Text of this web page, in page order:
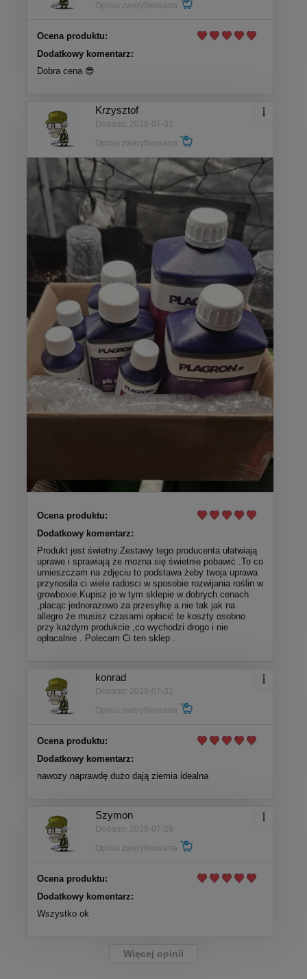
Opinia zweryfikowana
Ocena produktu:
Dodatkowy komentarz:
Dobra cena 😎
Krzysztof
Dodano: 2026-07-31
Opinia zweryfikowana
Ocena produktu:
Dodatkowy komentarz:
Produkt jest świetny.Zestawy tego producenta ułatwiają
uprawe i sprawiają że mozna się świetnie pobawić .To co
umieszczam na zdjęciu to podstawa żeby twoja uprawa
przynosila ci wiele radosci w sposobie rozwijania roślin w
growboxie.Kupisz je w tym sklepie w dobrych cenach
,placąc jednorazowo za przesyłkę a nie tak jak na
allegro że musisz czasami opłacić te koszty osobno
przy każdym produkcie ,co wychodzi drogo i nie
opłacalnie . Polecam Ci ten sklep .
konrad
Dodano: 2026-07-31
Opinia zweryfikowana
Ocena produktu:
Dodatkowy komentarz:
nawozy naprawdę dużo dają ziemia idealna
Szymon
Dodano: 2026-07-29
Opinia zweryfikowana
Ocena produktu:
Dodatkowy komentarz:
Wszystko ok
Więcej opinii